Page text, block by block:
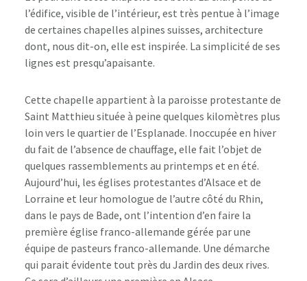
l’édifice, visible de l’intérieur, est très pentue à l’image
de certaines chapelles alpines suisses, architecture
dont, nous dit-on, elle est inspirée. La simplicité de ses
lignes est presqu’apaisante.
Cette chapelle appartient à la paroisse protestante de
Saint Matthieu située à peine quelques kilomètres plus
loin vers le quartier de l’Esplanade. Inoccupée en hiver
du fait de l’absence de chauffage, elle fait l’objet de
quelques rassemblements au printemps et en été.
Aujourd’hui, les églises protestantes d’Alsace et de
Lorraine et leur homologue de l’autre côté du Rhin,
dans le pays de Bade, ont l’intention d’en faire la
première église franco-allemande gérée par une
équipe de pasteurs franco-allemande. Une démarche
qui parait évidente tout près du Jardin des deux rives.